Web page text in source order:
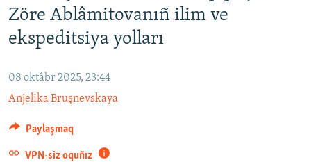
Русский
Українською
RFE/RS bütün saytları
Zöre Ablâmitovanıñ ilim ve
ekspeditsiya yolları
08 oktâbr 2025, 23:44
Anjelika Bruşnevskaya
Paylaşmaq
VPN-siz oquñız